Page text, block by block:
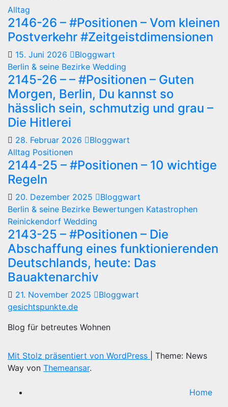
Alltag
2146-26 – #Positionen – Vom kleinen
Postverkehr #Zeitgeistdimensionen
15. Juni 2026
Bloggwart
Berlin & seine Bezirke Wedding
2145-26 – – #Positionen – Guten
Morgen, Berlin, Du kannst so
hässlich sein, schmutzig und grau –
Die Hitlerei
28. Februar 2026
Bloggwart
Alltag Positionen
2144-25 – #Positionen – 10 wichtige
Regeln
20. Dezember 2025
Bloggwart
Berlin & seine Bezirke Bewertungen Katastrophen
Reinickendorf Wedding
2143-25 – #Positionen – Die
Abschaffung eines funktionierenden
Deutschlands, heute: Das
Bauaktenarchiv
21. November 2025
Bloggwart
gesichtspunkte.de
Blog für betreutes Wohnen
Mit Stolz präsentiert von WordPress
Theme: News
Way von Themeansar.
Home